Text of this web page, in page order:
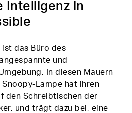
Intelligenz in
ist das Büro des
und
In diesen Mauern
Lampe hat ihren
den Schreibtischen der
und trägt dazu bei, eine